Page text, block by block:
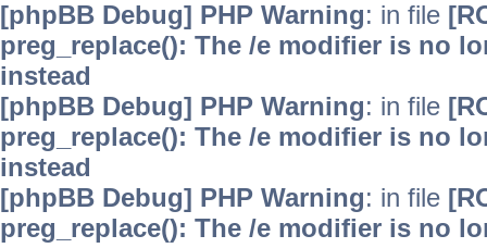
[phpBB Debug] PHP Warning: in file
preg_replace(): The /e modifier is no
instead
[phpBB Debug] PHP Warning: in file
preg_replace(): The /e modifier is no
instead
[phpBB Debug] PHP Warning: in file
preg_replace(): The /e modifier is no